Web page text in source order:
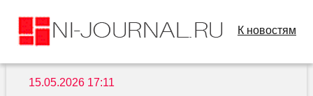
К новостям
15.05.2026 17:11